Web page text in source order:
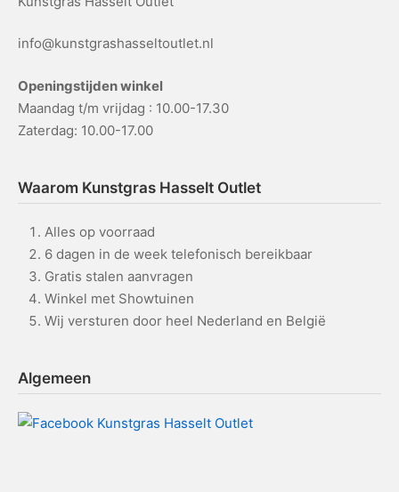
info@kunstgrashasseltoutlet.nl
Openingstijden winkel
Maandag t/m vrijdag : 10.00-17.30
Zaterdag: 10.00-17.00
Waarom Kunstgras Hasselt Outlet
Alles op voorraad
6 dagen in de week telefonisch bereikbaar
Gratis stalen aanvragen
Winkel met Showtuinen
Wij versturen door heel Nederland en België
Algemeen